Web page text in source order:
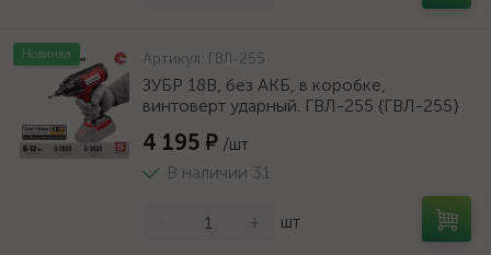
Новинка Артикул: ГВЛ-255
ЗУБР 18В, без АКБ, в коробке,
винтоверт ударный. ГВЛ-255 {ГВЛ-255}
4 195 ₽ /шт
В наличии 31
+ шт